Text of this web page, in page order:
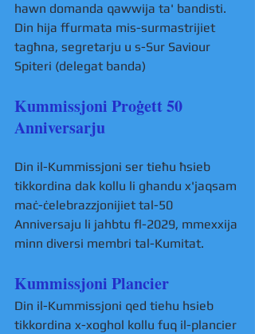
hawn domanda qawwija ta' bandisti.
Din hija ffurmata mis-surmastrijiet
tagħna, segretarju u s-Sur Saviour
Spiteri (delegat banda)
Kummissjoni Proġett 50
Anniversarju
Din il-Kummissjoni ser tieħu ħsieb
tikkordina dak kollu li ghandu x'jaqsam
maċ-ċelebrazzjonijiet tal-50
Anniversaju li jahbtu fl-2029, mmexxija
minn diversi membri tal-Kumitat.
Kummissjoni Plancier
Din il-Kummissjoni qed tiehu hsieb
tikkordina x-xoghol kollu fuq il-plancier